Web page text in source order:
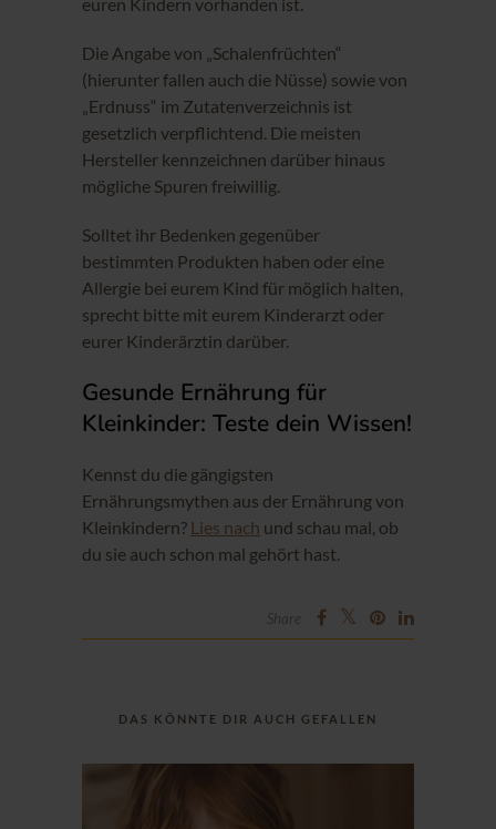
Die Angabe von „Schalenfrüchten“
(hierunter fallen auch die Nüsse) sowie von
„Erdnuss“ im Zutatenverzeichnis ist
gesetzlich verpflichtend. Die meisten
Hersteller kennzeichnen darüber hinaus
mögliche Spuren freiwillig.
Solltet ihr Bedenken gegenüber
bestimmten Produkten haben oder eine
Allergie bei eurem Kind für möglich halten,
sprecht bitte mit eurem Kinderarzt oder
eurer Kinderärztin darüber.
Gesunde Ernährung für
Kleinkinder: Teste dein Wissen!
Kennst du die gängigsten
Ernährungsmythen aus der Ernährung von
Kleinkindern? Lies nach und schau mal, ob
du sie auch schon mal gehört hast.
Share
DAS KÖNNTE DIR AUCH GEFALLEN